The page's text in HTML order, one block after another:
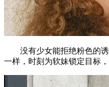
没有少女能拒绝粉色的诱
一样，时刻为软妹锁定目标